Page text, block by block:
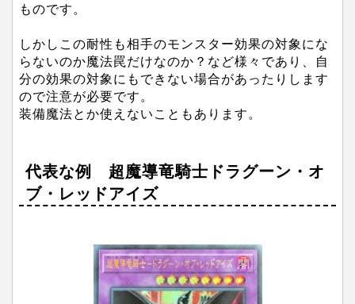
ものです。
しかしこの耐性も相手のモンスター効果の対象にな
らないのか魔法罠だけなのか？など様々であり、自
分の効果の対象にもできない場合があったりします
ので注意が必要です。
装備魔法とか使えないこともあります。
代表な例 超魔導竜騎士ドラグーン・オ
ブ・レッドアイズ